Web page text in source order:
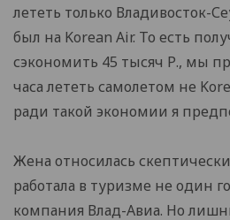
лететь только Владивосток-
был на Korean Air. То есть
сэкономить 45 тысяч Р., мы
часа лететь самолетом не
ради такой экономии я
Жена относилась
работала в туризме не один
компания Влад-Авиа. Но